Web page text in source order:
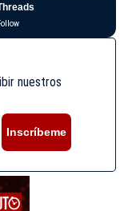
nuestros
Inscríbeme